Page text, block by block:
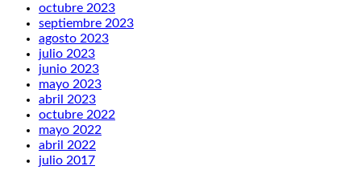
octubre 2023
septiembre 2023
agosto 2023
julio 2023
junio 2023
mayo 2023
abril 2023
octubre 2022
mayo 2022
abril 2022
julio 2017